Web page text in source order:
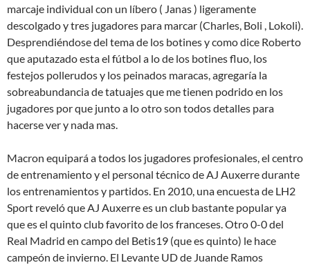
marcaje individual con un líbero ( Janas ) ligeramente
descolgado y tres jugadores para marcar (Charles, Boli , Lokoli).
Desprendiéndose del tema de los botines y como dice Roberto
que aputazado esta el fútbol a lo de los botines fluo, los
festejos pollerudos y los peinados maracas, agregaría la
sobreabundancia de tatuajes que me tienen podrido en los
jugadores por que junto a lo otro son todos detalles para
hacerse ver y nada mas.
Macron equipará a todos los jugadores profesionales, el centro
de entrenamiento y el personal técnico de AJ Auxerre durante
los entrenamientos y partidos. En 2010, una encuesta de LH2
Sport reveló que AJ Auxerre es un club bastante popular ya
que es el quinto club favorito de los franceses. Otro 0-0 del
Real Madrid en campo del Betis19 (que es quinto) le hace
campeón de invierno. El Levante UD de Juande Ramos